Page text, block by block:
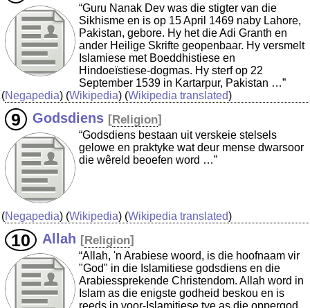
“Guru Nanak Dev was die stigter van die
Sikhisme en is op 15 April 1469 naby Lahore,
Pakistan, gebore. Hy het die Adi Granth en
ander Heilige Skrifte geopenbaar. Hy versmelt
Islamiese met Boeddhistiese en
Hindoeïstiese-dogmas. Hy sterf op 22
September 1539 in Kartarpur, Pakistan …”
(Negapedia) (Wikipedia) (Wikipedia translated)
Godsdiens [Religion]
“Godsdiens bestaan uit verskeie stelsels
gelowe en praktyke wat deur mense dwarsoor
die wêreld beoefen word …”
(Negapedia) (Wikipedia) (Wikipedia translated)
Allah [Religion]
“Allah, 'n Arabiese woord, is die hoofnaam vir
"God" in die Islamitiese godsdiens en die
Arabiessprekende Christendom. Allah word in
Islam as die enigste godheid beskou en is